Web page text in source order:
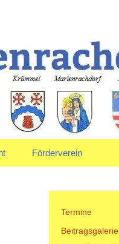
Förderverein
Termine
Beitragsgalerie